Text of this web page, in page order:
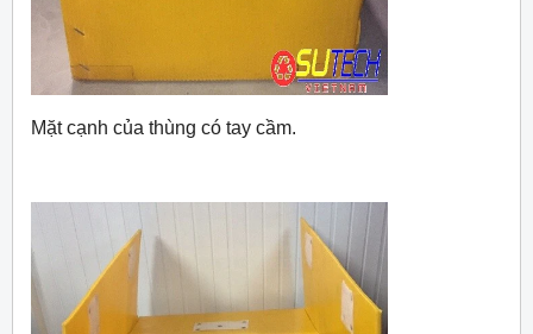
Mặt cạnh của thùng có tay cầm.